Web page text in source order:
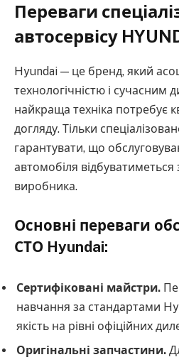
Переваги
автосервісу
Hyundai — це бренд, який
технологічністю і сучасним
найкраща техніка потребує
догляду. Тільки
гарантувати, що
автомобіля
виробника.
Основні переваги
СТО Hyundai:
Сертифіковані майстри.
навчання за стандартами
якість на рівні офіційних
Оригінальні запчастини.